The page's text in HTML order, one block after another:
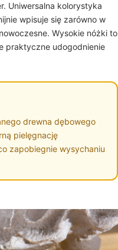
Uniwersalna kolorystyka
wpisuje się zarówno w
Wysokie nóżki to
praktyczne udogodnienie
drewna dębowego
pielęgnację
zapobiegnie wysychaniu